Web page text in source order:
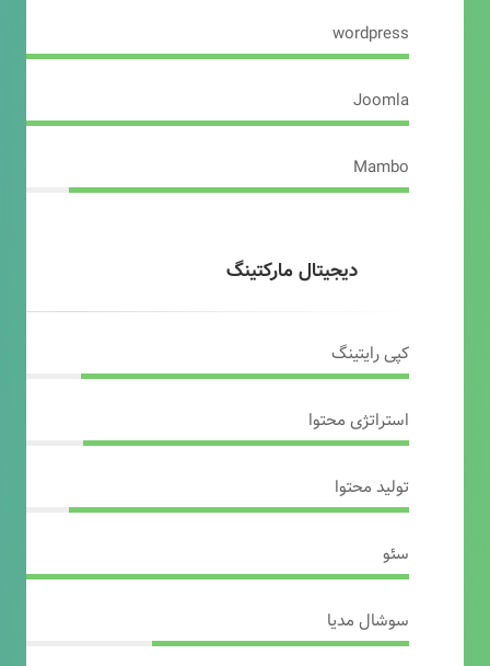
wordpress
Joomla
Mambo
دیجیتال مارکتینگ
کپی رایتینگ
استراتژی محتوا
تولید محتوا
سئو
سوشال مدیا